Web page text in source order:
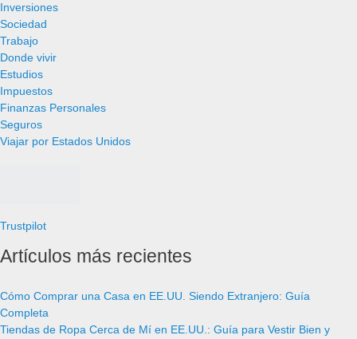
Inversiones
Sociedad
Trabajo
Donde vivir
Estudios
Impuestos
Finanzas Personales
Seguros
Viajar por Estados Unidos
Trustpilot
Artículos más recientes
Cómo Comprar una Casa en EE.UU. Siendo Extranjero: Guía
Completa
Tiendas de Ropa Cerca de Mí en EE.UU.: Guía para Vestir Bien y